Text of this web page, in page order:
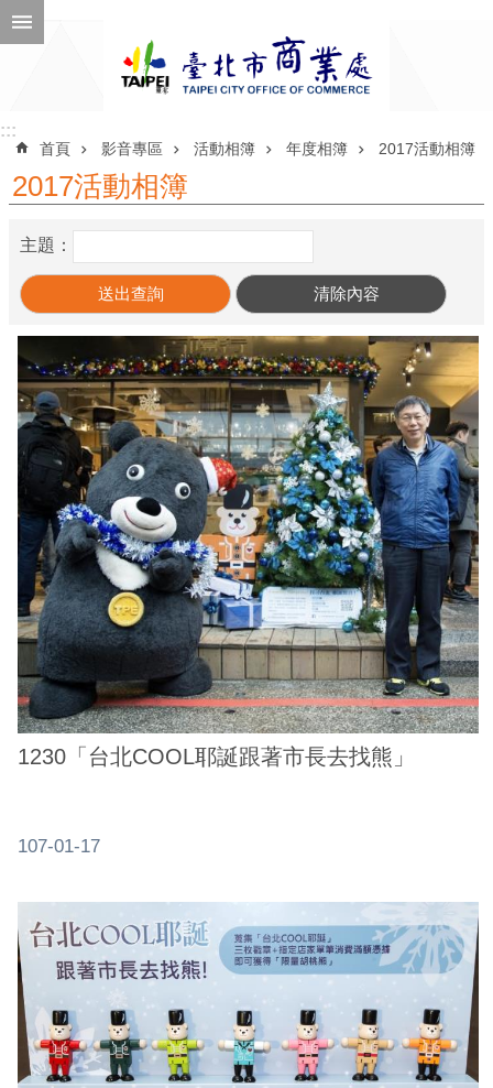
跳到主要內容區塊
公
訊
息
機
關
介
紹
業
務
資
訊
線
服
務
公
商
登
記
服
務
商
業
::::::
首頁 影音專區 活動相簿 年度相簿 2017活動相簿
2017活動相簿
主題：
1230「台北COOL耶誕跟著市長去找熊」
107-01-17